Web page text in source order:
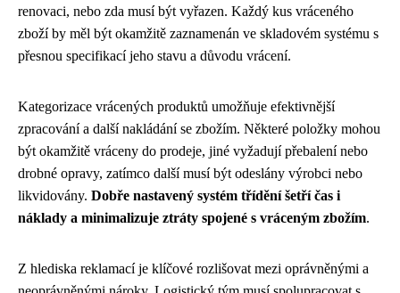
renovaci, nebo zda musí být vyřazen. Každý kus vráceného
zboží by měl být okamžitě zaznamenán ve skladovém systému s
přesnou specifikací jeho stavu a důvodu vrácení.
Kategorizace vrácených produktů umožňuje efektivnější
zpracování a další nakládání se zbožím. Některé položky mohou
být okamžitě vráceny do prodeje, jiné vyžadují přebalení nebo
drobné opravy, zatímco další musí být odeslány výrobci nebo
likvidovány. Dobře nastavený systém třídění šetří čas i
náklady a minimalizuje ztráty spojené s vráceným zbožím.
Z hlediska reklamací je klíčové rozlišovat mezi oprávněnými a